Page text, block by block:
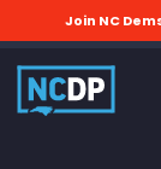
Join NC